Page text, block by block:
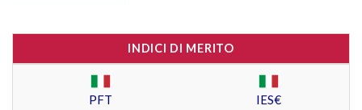
INDICI DI MERITO
PFT IES€